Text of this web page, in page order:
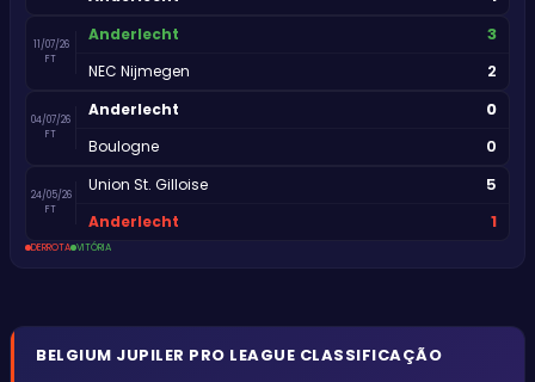
11/07/26
FT
Anderlecht 3
NEC Nijmegen 2
04/07/26
FT
Anderlecht 0
Boulogne 0
24/05/26
FT
Union St. Gilloise 5
Anderlecht 1
DERROTA VITÓRIA
BELGIUM JUPILER PRO LEAGUE CLASSIFICAÇÃO